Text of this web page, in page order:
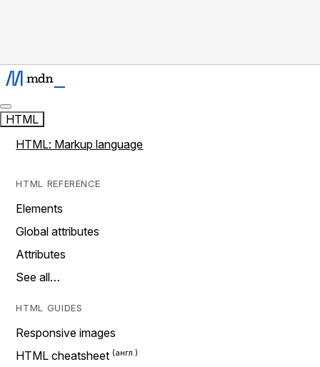
HTML
HTML: Markup language
HTML REFERENCE
Elements
Global attributes
Attributes
See all…
HTML GUIDES
Responsive images
HTML cheatsheet